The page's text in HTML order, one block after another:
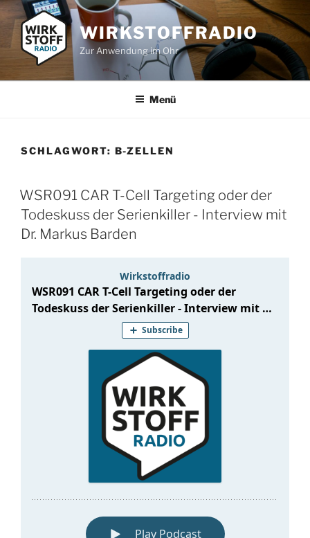
Zum
Inhalt
springen
WIRKSTOFFRADIO
Zur Anwendung im Ohr
Menü
SCHLAGWORT: B-ZELLEN
WSR091 CAR T-Cell Targeting oder der
Todeskuss der Serienkiller - Interview mit
Dr. Markus Barden